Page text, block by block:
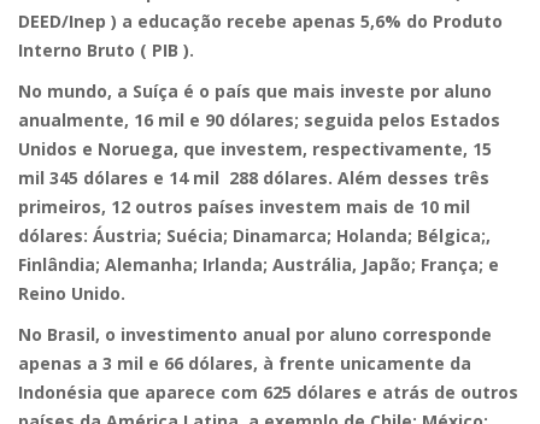
DEED/Inep ) a educação recebe apenas 5,6% do Produto
Interno Bruto ( PIB ).
No mundo, a Suíça é o país que mais investe por aluno
anualmente, 16 mil e 90 dólares; seguida pelos Estados
Unidos e Noruega, que investem, respectivamente, 15
mil 345 dólares e 14 mil 288 dólares. Além desses três
primeiros, 12 outros países investem mais de 10 mil
dólares: Áustria; Suécia; Dinamarca; Holanda; Bélgica;,
Finlândia; Alemanha; Irlanda; Austrália, Japão; França; e
Reino Unido.
No Brasil, o investimento anual por aluno corresponde
apenas a 3 mil e 66 dólares, à frente unicamente da
Indonésia que aparece com 625 dólares e atrás de outros